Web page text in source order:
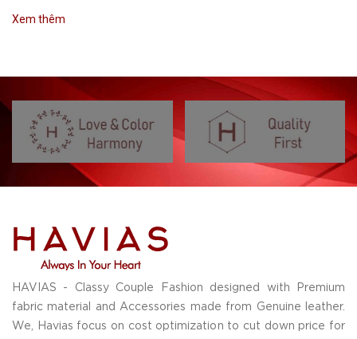
Xem thêm
HAVIAS - Classy Couple Fashion designed with Premium
fabric material and Accessories made from Genuine leather.
We, Havias focus on cost optimization to cut down price for